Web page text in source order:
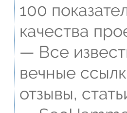
100
качества
— Все
вечные
отзывы,